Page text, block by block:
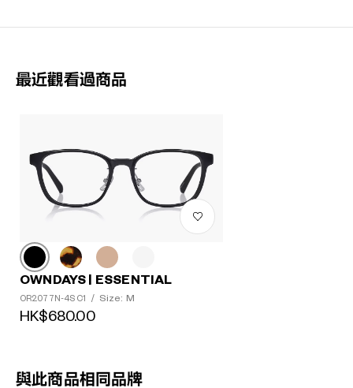
最近觀看過商品
OWNDAYS | ESSENTIAL
OR2077N-4S C1 / Size: M
HK$680.00
與此商品相同品牌